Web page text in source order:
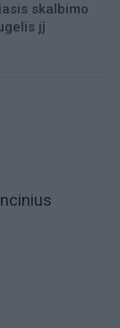
skalbimo
jį